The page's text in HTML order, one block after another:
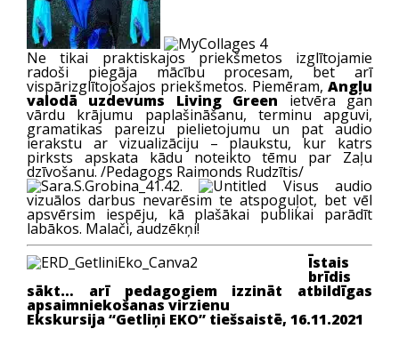
Ne tikai praktiskajos priekšmetos izglītojamie
radoši piegāja mācību procesam, bet arī
vispārizglītojošajos priekšmetos. Piemēram, Angļu
valodā uzdevums Living Green ietvēra gan
vārdu krājumu paplašināšanu, terminu apguvi,
gramatikas pareizu pielietojumu un pat audio
ierakstu ar vizualizāciju – plaukstu, kur katrs
pirksts apskata kādu noteikto tēmu par Zaļu
dzīvošanu. /Pedagogs Raimonds Rudzītis/
Visus audio
vizuālos darbus nevarēsim te atspoguļot, bet vēl
apsvērsim iespēju, kā plašākai publikai parādīt
labākos. Malači, audzēkņi!
Īstais
brīdis
sākt… arī pedagogiem izzināt atbildīgas
apsaimniekošanas virzienu
Ekskursija “Getliņi EKO” tiešsaistē, 16.11.2021